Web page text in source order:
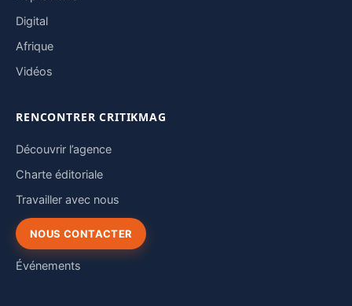
Digital
Afrique
Vidéos
RENCONTRER CRITIKMAG
Découvrir l’agence
Charte éditoriale
Travailler avec nous
NOUS CONTACTER
Événements